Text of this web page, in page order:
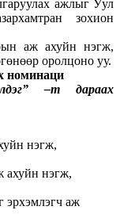
ажлыг Уул
зохион
аж ахуйн нэгж,
оролцоно уу.
номинаци
–т дараах
нэгж,
ахуйн нэгж,
эрхэмлэгч аж